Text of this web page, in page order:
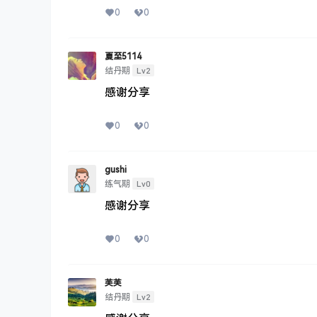
0 0
夏至5114
结丹期
Lv2
感谢分享
0 0
gushi
练气期
Lv0
感谢分享
0 0
芙芙
结丹期
Lv2